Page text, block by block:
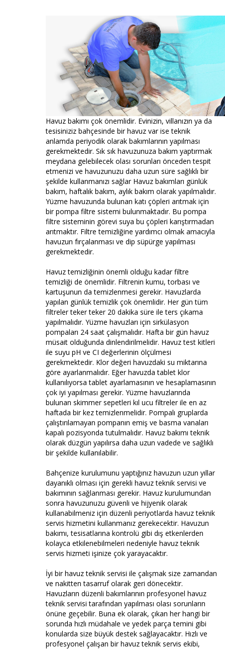
Havuz bakımı çok önemlidir. Evinizin, villanızın ya da
tesisiniziz bahçesinde bir havuz var ise teknik
anlamda periyodik olarak bakımlarının yapılması
gerekmektedir. Sık sık havuzunuza bakım yaptırmak
meydana gelebilecek olası sorunları önceden tespit
etmenizi ve havuzunuzu daha uzun süre sağlıklı bir
şekilde kullanmanızı sağlar Havuz bakımları günlük
bakım, haftalık bakım, aylık bakım olarak yapılmalıdır.
Yüzme havuzunda bulunan katı çöpleri arıtmak için
bir pompa filtre sistemi bulunmaktadır. Bu pompa
filtre sisteminin görevi suya bu çöpleri karıştırmadan
arıtmaktır. Filtre temizliğine yardımcı olmak amacıyla
havuzun fırçalanması ve dip süpürge yapılması
gerekmektedir.
Havuz temizliğinin önemli olduğu kadar filtre
temizliği de önemlidir. Filtrenin kumu, torbası ve
kartuşunun da temizlenmesi gerekir. Havuzlarda
yapılan günlük temizlik çok önemlidir. Her gün tüm
filtreler teker teker 20 dakika süre ile ters çıkama
yapılmalıdır. Yüzme havuzları için sirkülasyon
pompaları 24 saat çalışmalıdır. Hafta bir gün havuz
müsait olduğunda dinlendirilmelidir. Havuz test kitleri
ile suyu pH ve CI değerlerinin ölçülmesi
gerekmektedir. Klor değeri havuzdaki su miktarına
göre ayarlanmalıdır. Eğer havuzda tablet klor
kullanılıyorsa tablet ayarlamasının ve hesaplamasının
çok iyi yapılması gerekir. Yüzme havuzlarında
bulunan skimmer sepetleri kıl ucu filtreler ile en az
haftada bir kez temizlenmelidir. Pompalı gruplarda
çalıştırılamayan pompanın emiş ve basma vanaları
kapalı pozisyonda tutulmalıdır. Havuz bakımı teknik
olarak düzgün yapılırsa daha uzun vadede ve sağlıklı
bir şekilde kullanılabilir.
Bahçenize kurulumunu yaptığınız havuzun uzun yıllar
dayanıklı olması için gerekli havuz teknik servisi ve
bakımının sağlanması gerekir. Havuz kurulumundan
sonra havuzunuzu güvenli ve hijyenik olarak
kullanabilmeniz için düzenli periyotlarda havuz teknik
servis hizmetini kullanmanız gerekecektir. Havuzun
bakımı, tesisatlarına kontrolü gibi dış etkenlerden
kolayca etkilenebilmeleri nedeniyle havuz teknik
servis hizmeti işinize çok yarayacaktır.
İyi bir havuz teknik servisi ile çalışmak size zamandan
ve nakitten tasarruf olarak geri dönecektir.
Havuzların düzenli bakımlarının profesyonel havuz
teknik servisi tarafından yapılması olası sorunların
önüne geçebilir. Buna ek olarak, çıkan her hangi bir
sorunda hızlı müdahale ve yedek parça temini gibi
konularda size büyük destek sağlayacaktır. Hızlı ve
profesyonel çalışan bir havuz teknik servis ekibi,